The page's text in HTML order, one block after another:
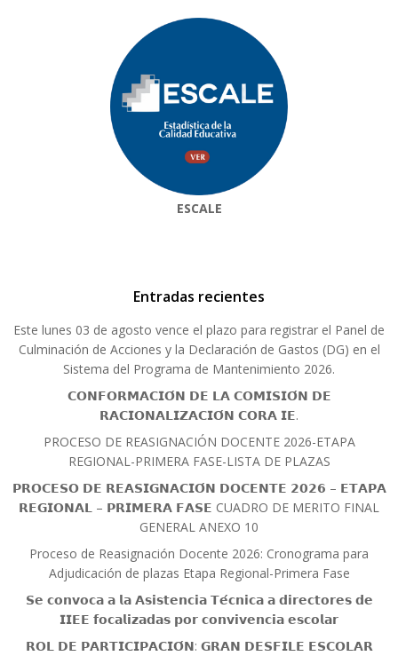
ESCALE
Entradas recientes
Este lunes 03 de agosto vence el plazo para registrar el Panel de
Culminación de Acciones y la Declaración de Gastos (DG) en el
Sistema del Programa de Mantenimiento 2026.
𝗖𝗢𝗡𝗙𝗢𝗥𝗠𝗔𝗖𝗜𝗢́𝗡 𝗗𝗘 𝗟𝗔 𝗖𝗢𝗠𝗜𝗦𝗜𝗢́𝗡 𝗗𝗘
𝗥𝗔𝗖𝗜𝗢𝗡𝗔𝗟𝗜𝗭𝗔𝗖𝗜𝗢́𝗡 𝗖𝗢𝗥𝗔 𝗜𝗘.
PROCESO DE REASIGNACIÓN DOCENTE 2026-ETAPA
REGIONAL-PRIMERA FASE-LISTA DE PLAZAS
𝗣𝗥𝗢𝗖𝗘𝗦𝗢 𝗗𝗘 𝗥𝗘𝗔𝗦𝗜𝗚𝗡𝗔𝗖𝗜𝗢́𝗡 𝗗𝗢𝗖𝗘𝗡𝗧𝗘 𝟮𝟬𝟮𝟲 – 𝗘𝗧𝗔𝗣𝗔
𝗥𝗘𝗚𝗜𝗢𝗡𝗔𝗟 – 𝗣𝗥𝗜𝗠𝗘𝗥𝗔 𝗙𝗔𝗦𝗘 CUADRO DE MERITO FINAL
GENERAL ANEXO 10
Proceso de Reasignación Docente 2026: Cronograma para
Adjudicación de plazas Etapa Regional-Primera Fase
𝗦𝗲 𝗰𝗼𝗻𝘃𝗼𝗰𝗮 𝗮 𝗹𝗮 𝗔𝘀𝗶𝘀𝘁𝗲𝗻𝗰𝗶𝗮 𝗧𝗲́𝗰𝗻𝗶𝗰𝗮 𝗮 𝗱𝗶𝗿𝗲𝗰𝘁𝗼𝗿𝗲𝘀 𝗱𝗲
𝗜𝗜𝗘𝗘 𝗳𝗼𝗰𝗮𝗹𝗶𝘇𝗮𝗱𝗮𝘀 𝗽𝗼𝗿 𝗰𝗼𝗻𝘃𝗶𝘃𝗲𝗻𝗰𝗶𝗮 𝗲𝘀𝗰𝗼𝗹𝗮𝗿
𝗥𝗢𝗟 𝗗𝗘 𝗣𝗔𝗥𝗧𝗜𝗖𝗜𝗣𝗔𝗖𝗜𝗢́𝗡: 𝗚𝗥𝗔𝗡 𝗗𝗘𝗦𝗙𝗜𝗟𝗘 𝗘𝗦𝗖𝗢𝗟𝗔𝗥